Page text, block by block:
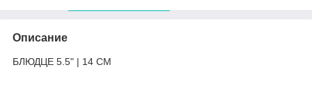
Описание
БЛЮДЦЕ 5.5" | 14 CM